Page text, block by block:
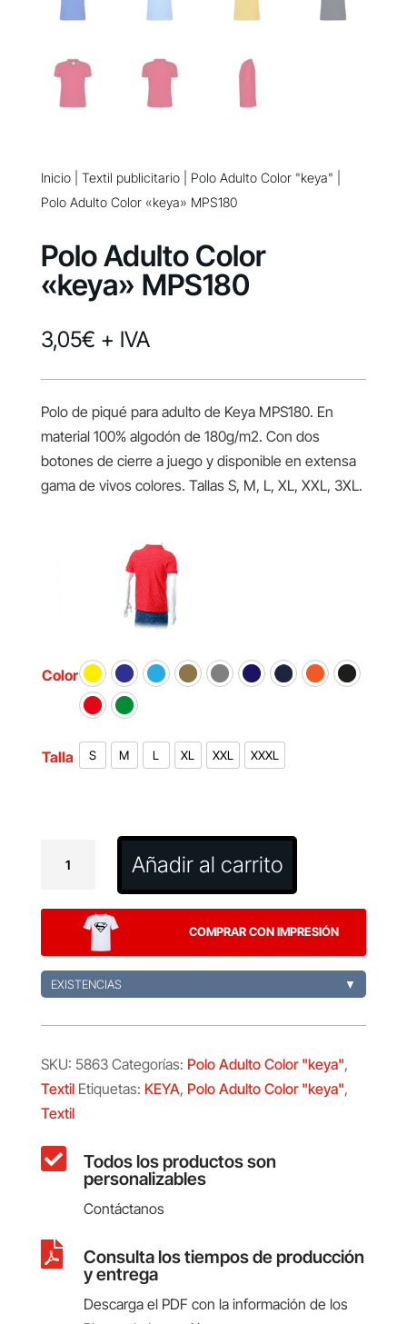
Inicio| Textil publicitario| Polo Adulto Color "keya"
Polo Adulto Color «keya» MPS180
Polo Adulto Color
«keya» MPS180
3,05€ + IVA
Polo de piqué para adulto de Keya MPS180. En
material 100% algodón de 180g/m2. Con dos
botones de cierre a juego y disponible en extensa
gama de vivos colores. Tallas S, M, L, XL, XXL, 3XL.
Color
Talla S M L XL XXL XXXL
Adulto
cantidad
Añadir al carrito
COMPRAR CON IMPRESIÓN
EXISTENCIAS ▼
SKU: 5863 Categorías: Polo Adulto Color "keya",
Textil Etiquetas: KEYA, Polo Adulto Color "keya",
Textil
 Todos los productos son
personalizables
Contáctanos
 Consulta los tiempos de producción
y entrega
Descarga el PDF con la información de los